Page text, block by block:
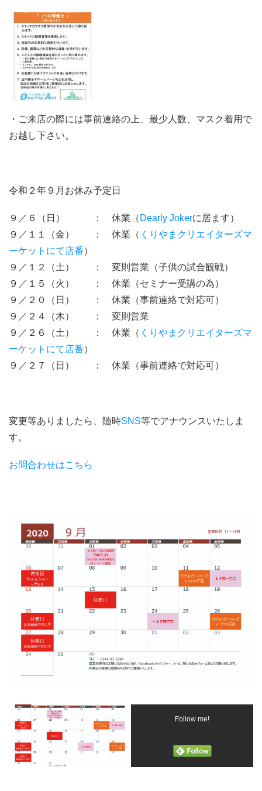
・ご来店の際には事前連絡の上、最少人数、マスク着用で
お越し下さい。
令和２年９月お休み予定日
９／６（日） ： 休業（ Dearly Jokerに居ます）
９／１１（金） ： 休業（ くりやまクリエイターズマ
ーケットにて店番）
９／１２（土） ： 変則営業（子供の試合観戦）
９／１５（火） ： 休業（セミナー受講の為）
９／２０（日） ： 休業（事前連絡で対応可）
９／２４（木） ： 変則営業
９／２６（土） ： 休業（ くりやまクリエイターズマ
ーケットにて店番）
９／２７（日） ： 休業（事前連絡で対応可）
変更等ありましたら、随時SNS等でアナウンスいたしま
す。
お問合わせはこちら
Follow me!